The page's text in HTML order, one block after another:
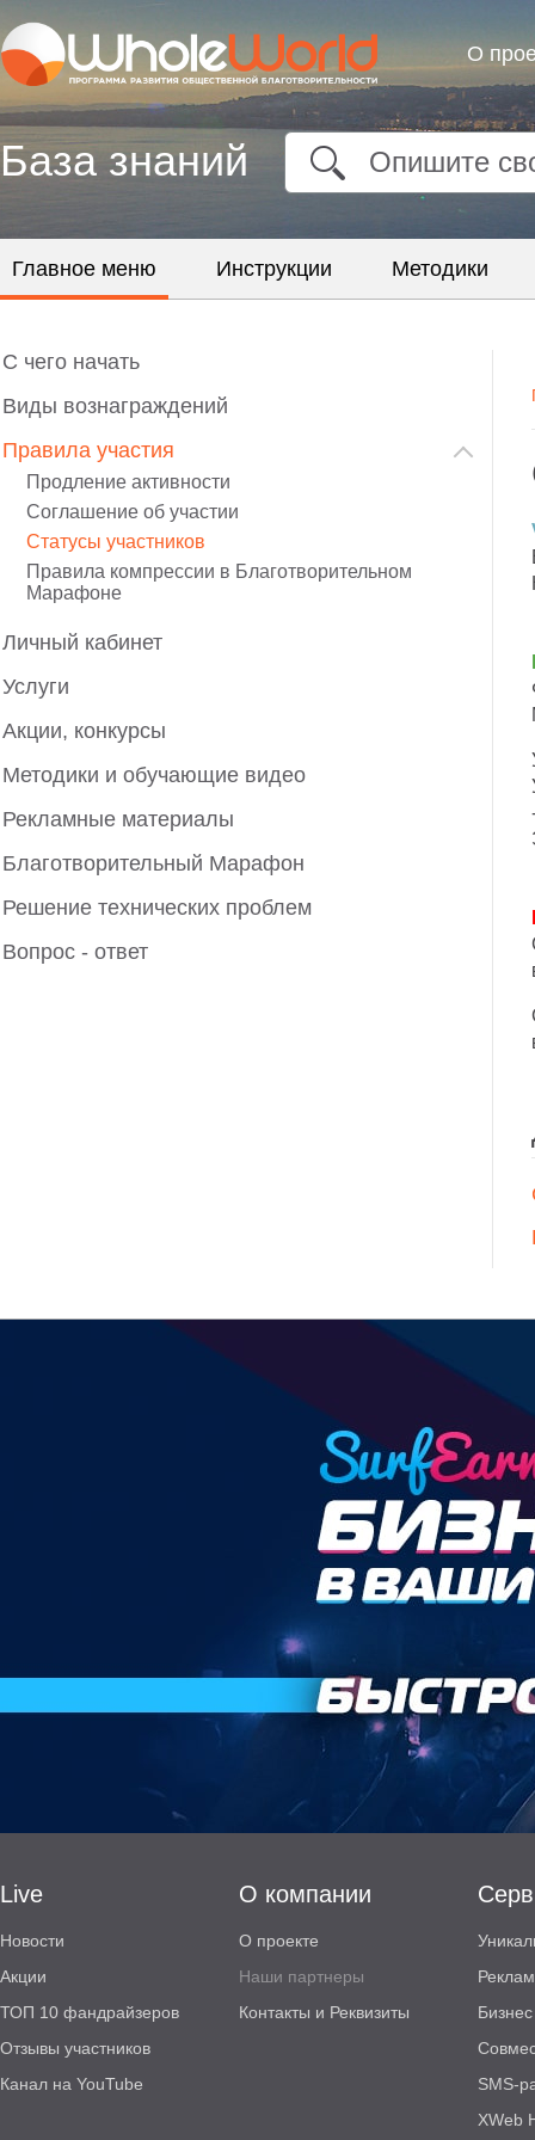
О
База знаний Опишите
Главное меню Инструкции Методики
C чего начать
Виды вознаграждений
Правила участия
Продление активности
Соглашение об участии
Статусы участников
Правила компрессии в Благотворительном
Марафоне
Личный кабинет
Услуги
Акции, конкурсы
Методики и обучающие видео
Рекламные материалы
Благотворительный Марафон
Решение технических проблем
Вопрос - ответ
Live
Новости
Акции
ТОП 10 фандрайзеров
Отзывы участников
Канал на YouTube
О компании
О проекте
Наши партнеры
Контакты и Реквизиты
SMS-
XWeb